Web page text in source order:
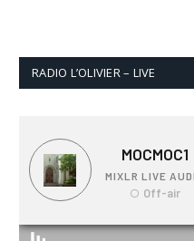
RADIO L’OLIVIER – LIVE